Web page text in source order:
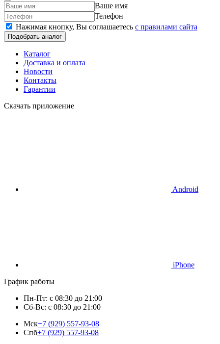
Ваше имя
Телефон
Нажимая кнопку, Вы соглашаетесь c правилами сайта
Подобрать аналог
Каталог
Доставка и оплата
Новости
Контакты
Гарантии
Скачать приложение
Android
iPhone
График работы
Пн-Пт: с 08:30 до 21:00
Сб-Вс: с 08:30 до 21:00
Мск+7 (929) 557-93-08
Спб+7 (929) 557-93-08